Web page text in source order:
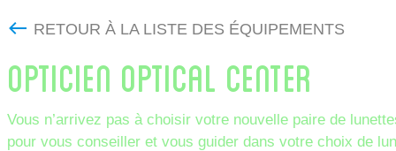
RETOUR À LA LISTE DES ÉQUIPEMENTS
OPTICIEN OPTICAL CENTER
Vous n’arrivez pas à choisir votre nouvelle paire de
pour vous conseiller et vous guider dans votre choix de